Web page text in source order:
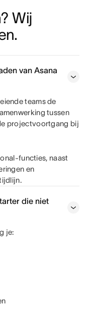
Wij
van Asana
teams de
tussen
projectvoortgang bij
functies, naast
en
die niet
je: